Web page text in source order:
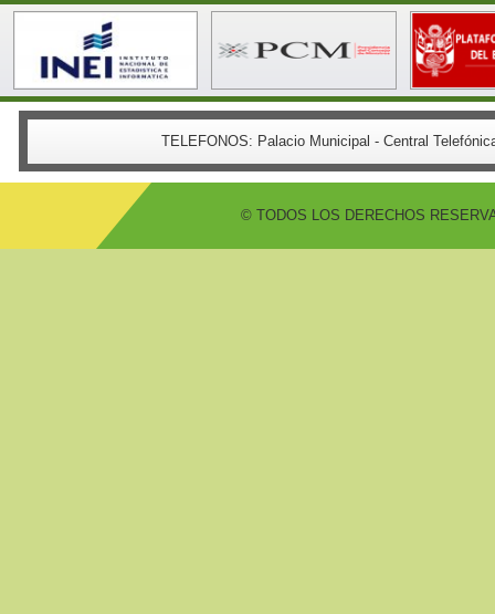
TELEFONOS: Palacio Municipal - Central
© TODOS LOS DERECHOS